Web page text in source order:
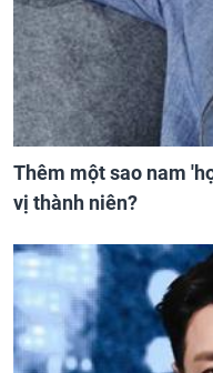
Thêm một sao nam
vị thành niên?